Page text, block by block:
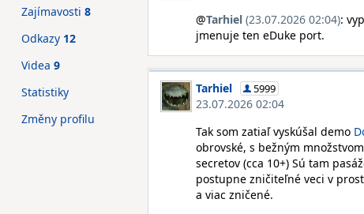
@Tarhiel (23.07.2026 02:04):
jmenuje ten eDuke port.
Tarhiel 5999
23.07.2026 02:04
Tak som zatiaľ vyskúšal demo
obrovské, s bežným
secretov (cca 10+) Sú tam
postupne zničiteľné veci v
a viac zničené.
Zajímavosti 8
Odkazy 12
Videa 9
Statistiky
Změny profilu